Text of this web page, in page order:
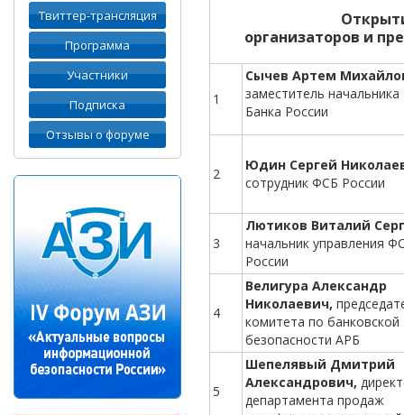
Твиттер-трансляция
Программа
Участники
Подписка
Отзывы о форуме
организаторов и
1
Сычев Артем
заместитель
Банка России
2
Юдин Сергей
сотрудник ФСБ России
3
Лютиков Виталий
начальник управления
России
4
Велигура Александр
Николаевич,
комитета по банковской
безопасности АРБ
5
Шепелявый Дмитрий
Александрович,
департамента продаж